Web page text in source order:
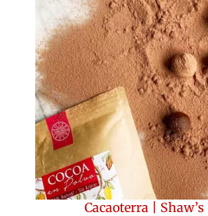
Cacaoterra Shaw’s